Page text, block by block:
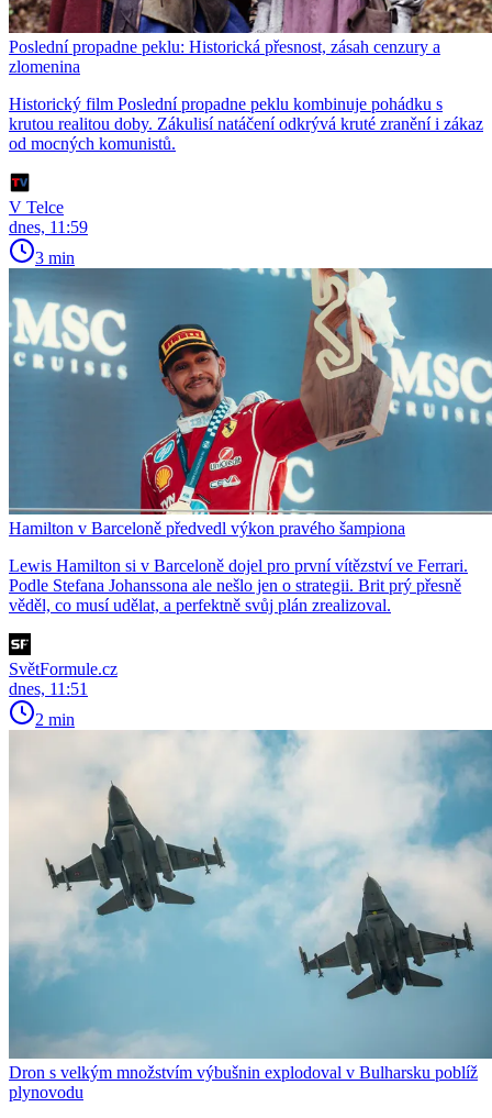
Poslední propadne peklu: Historická přesnost, zásah cenzury a
zlomenina
Historický film Poslední propadne peklu kombinuje pohádku s
krutou realitou doby. Zákulisí natáčení odkrývá kruté zranění i zákaz
od mocných komunistů.
V Telce
dnes, 11:59
3 min
Hamilton v Barceloně předvedl výkon pravého šampiona
Lewis Hamilton si v Barceloně dojel pro první vítězství ve Ferrari.
Podle Stefana Johanssona ale nešlo jen o strategii. Brit prý přesně
věděl, co musí udělat, a perfektně svůj plán zrealizoval.
SvětFormule.cz
dnes, 11:51
2 min
Dron s velkým množstvím výbušnin explodoval v Bulharsku poblíž
plynovodu